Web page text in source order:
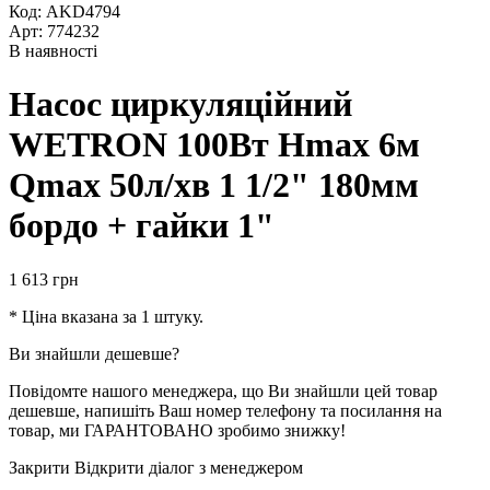
Код: AKD4794
Арт: 774232
В наявності
Насос циркуляційний
WETRON 100Вт Hmax 6м
Qmax 50л/хв 1 1/2" 180мм
бордо + гайки 1"
1 613 грн
* Ціна вказана за 1 штуку.
Ви знайшли дешевше?
Повідомте нашого менеджера, що Ви знайшли цей товар
дешевше, напишіть Ваш номер телефону та посилання на
товар, ми ГАРАНТОВАНО зробимо знижку!
Закрити Відкрити діалог з менеджером